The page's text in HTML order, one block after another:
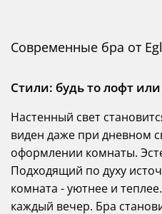
Современные бра от
Стили: будь то лофт
Настенный свет
виден даже при дневном
оформлении комнаты.
Подходящий по духу
комната - уютнее и
каждый вечер. Бра